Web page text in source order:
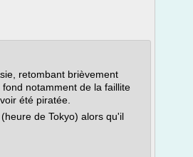
retombant brièvement
notamment de la faillite
été piratée.
de Tokyo) alors qu'il